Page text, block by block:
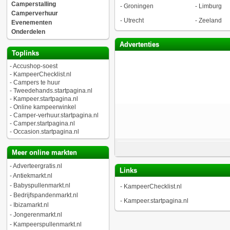
Camperstalling
Camperverhuur
Evenementen
Onderdelen
Toplinks
-Accushop-soest
- KampeerChecklist.nl
- Campers te huur
- Tweedehands.startpagina.nl
- Kampeer.startpagina.nl
- Online kampeerwinkel
- Camper-verhuur.startpagina.nl
- Camper.startpagina.nl
- Occasion.startpagina.nl
Meer online markten
-Adverteergratis.nl
-Antiekmarkt.nl
- Babyspullenmarkt.nl
- Bedrijfspandenmarkt.nl
- Ibizamarkt.nl
- Jongerenmarkt.nl
- Kampeerspullenmarkt.nl
- Groningen - Limburg
- Utrecht - Zeeland
Advertenties
Links
- KampeerChecklist.nl
- Kampeer.startpagina.nl